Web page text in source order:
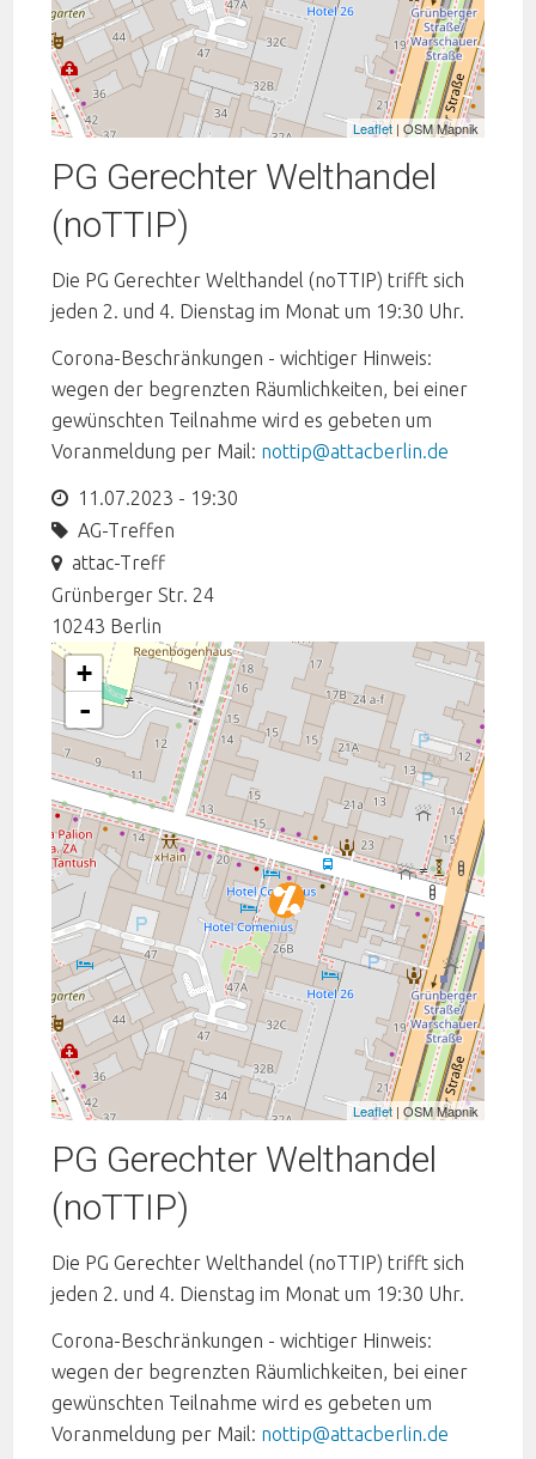
Leaflet| OSM Mapnik
PG Gerechter Welthandel
(noTTIP)
Die PG Gerechter Welthandel (noTTIP) trifft sich
jeden 2. und 4. Dienstag im Monat um 19:30 Uhr.
Corona-Beschränkungen - wichtiger Hinweis:
wegen der begrenzten Räumlichkeiten, bei einer
gewünschten Teilnahme wird es gebeten um
Voranmeldung per Mail: nottip@attacberlin.de
11.07.2023 - 19:30
AG-Treffen
attac-Treff
Grünberger Str. 24
10243 Berlin
+
-
Leaflet| OSM Mapnik
PG Gerechter Welthandel
(noTTIP)
Die PG Gerechter Welthandel (noTTIP) trifft sich
jeden 2. und 4. Dienstag im Monat um 19:30 Uhr.
Corona-Beschränkungen - wichtiger Hinweis:
wegen der begrenzten Räumlichkeiten, bei einer
gewünschten Teilnahme wird es gebeten um
Voranmeldung per Mail: nottip@attacberlin.de